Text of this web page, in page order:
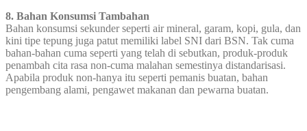
8. Bahan Konsumsi Tambahan
Bahan konsumsi sekunder seperti air mineral, garam, kopi, gula, dan
kini tipe tepung juga patut memiliki label SNI dari BSN. Tak cuma
bahan-bahan cuma seperti yang telah di sebutkan, produk-produk
penambah cita rasa non-cuma malahan semestinya distandarisasi.
Apabila produk non-hanya itu seperti pemanis buatan, bahan
pengembang alami, pengawet makanan dan pewarna buatan.